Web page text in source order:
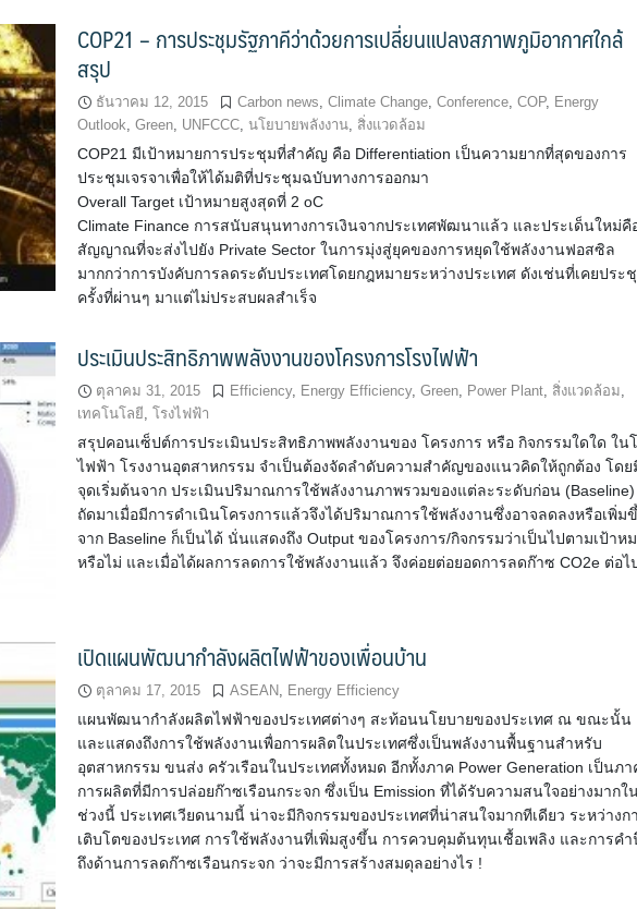
COP21 – การประชุมรัฐภาคีว่าด้วยการเปลี่ยนแปลงสภาพภูมิอากาศใกล้
สรุป
ธันวาคม 12, 2015 Carbon news ,Climate Change ,Conference ,COP, Energy
Outlook ,Green UNFCCC ,นโยบายพลังงาน สิ่งแวดล้อม
COP21 มีเป้าหมายการประชุมที่สำคัญ คือ Differentiation เป็นความยากที่สุดของการ
ประชุมเจรจาเพื่อให้ได้มติที่ประชุมฉบับทางการออกมา
Overall Target เป้าหมายสูงสุดที่ 2 oC
Climate Finance การสนับสนุนทางการเงินจากประเทศพัฒนาแล้ว และประเด็นใหม่คื
สัญญาณที่จะส่งไปยัง Private Sector ในการมุ่งสู่ยุคของการหยุดใช้พลังงานฟอสซิล
มากกว่าการบังคับการลดระดับประเทศโดยกฎหมายระหว่างประเทศ ดังเช่นที่เคยประ
ครั้งที่ผ่านๆ มาแต่ไม่ประสบผลสำเร็จ
ประเมินประสิทธิภาพพลังงานของโครงการโรงไฟฟ้า
ตุลาคม 31, 2015 Efficiency, Energy Efficiency,Green Power Plant สิ่งแวดล้อม
เทคโนโลยี ,โรงไฟฟ้า
สรุปคอนเซ็ปต์การประเมินประสิทธิภาพพลังงานของ โครงการ หรือ กิจกรรมใดใด ใน
ไฟฟ้า โรงงานอุตสาหกรรม จำเป็นต้องจัดลำดับความสำคัญของแนวคิดให้ถูกต้อง โดย
จุดเริ่มต้นจาก ประเมินปริมาณการใช้พลังงานภาพรวมของแต่ละระดับก่อน (Baseline)
ถัดมาเมื่อมีการดำเนินโครงการแล้วจึงได้ปริมาณการใช้พลังงานซึ่งอาจลดลงหรือเพิ่ม
จาก Baseline ก็เป็นได้ นั่นแสดงถึง Output ของโครงการ/กิจกรรมว่าเป็นไปตามเป้าห
หรือไม่ และเมื่อได้ผลการลดการใช้พลังงานแล้ว จึงค่อยต่อยอดการลดก๊าซ CO2e ต่อไ
เปิดแผนพัฒนากำลังผลิตไฟฟ้าของเพื่อนบ้าน
ตุลาคม 17, 2015 ASEAN Energy Efficiency
แผนพัฒนากำลังผลิตไฟฟ้าของประเทศต่างๆ สะท้อนนโยบายของประเทศ ณ ขณะนั้น
และแสดงถึงการใช้พลังงานเพื่อการผลิตในประเทศซึ่งเป็นพลังงานพื้นฐานสำหรับ
อุตสาหกรรม ขนส่ง ครัวเรือนในประเทศทั้งหมด อีกทั้งภาค Power Generation เป็นภา
การผลิตที่มีการปล่อยก๊าซเรือนกระจก ซึ่งเป็น Emission ที่ได้รับความสนใจอย่างมากใ
ช่วงนี้ ประเทศเวียดนามนี้ น่าจะมีกิจกรรมของประเทศที่น่าสนใจมากทีเดียว ระหว่างก
เติบโตของประเทศ การใช้พลังงานที่เพิ่มสูงขึ้น การควบคุมต้นทุนเชื้อเพลิง และการคำ
ถึงด้านการลดก๊าซเรือนกระจก ว่าจะมีการสร้างสมดุลอย่างไร !